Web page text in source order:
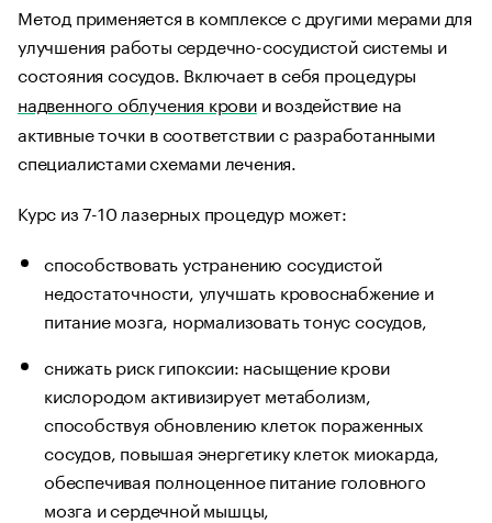
Метод применяется в комплексе с другими мерами для
улучшения работы сердечно-сосудистой системы и
состояния сосудов. Включает в себя процедуры
надвенного облучения кровии воздействие на
активные точки в соответствии с разработанными
специалистами схемами лечения.
Курс из 7-10 лазерных процедур может:
способствовать устранению сосудистой
недостаточности, улучшать кровоснабжение и
питание мозга, нормализовать тонус сосудов,
снижать риск гипоксии: насыщение крови
кислородом активизирует метаболизм,
способствуя обновлению клеток пораженных
сосудов, повышая энергетику клеток миокарда,
обеспечивая полноценное питание головного
мозга и сердечной мышцы,